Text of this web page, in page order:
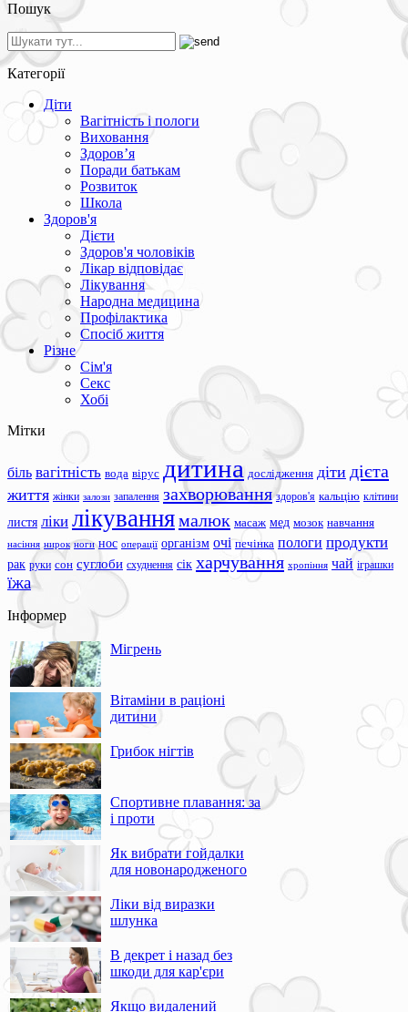
Пошук
Категорії
Діти
Вагітність і пологи
Виховання
Здоров’я
Поради батькам
Розвиток
Школа
Здоров'я
Дієти
Здоров'я чоловіків
Лікар відповідає
Лікування
Народна медицина
Профілактика
Спосіб життя
Різне
Сім'я
Секс
Хобі
Мітки
біль вагітність вода вірус дитина дослідження діти дієта
життя жінки залози запалення захворювання здоров'я кальцію клітини
листя ліки лікуваннямалюк масаж мед мозок навчання
насіння нирок ноги нос операції організм очі печінка пологи продукти
рак руки сон суглоби схуднення сік харчування хропіння чай іграшки
їжа
Інформер
Мігрень
Вітаміни в раціоні
дитини
Грибок нігтів
Спортивне плавання: за
і проти
Як вибрати гойдалки
для новонародженого
Ліки від виразки
шлунка
В декрет і назад без
шкоди для кар'єри
Якщо видалений